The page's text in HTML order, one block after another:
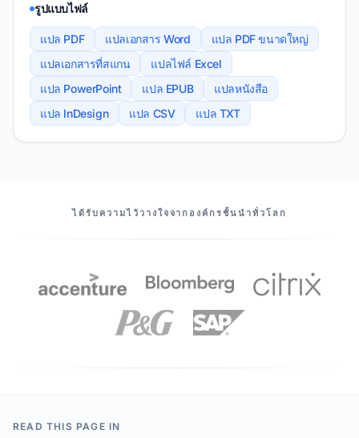
รูปแบบไฟล์
แปล PDF แปลเอกสาร Word
แปล PDF ขนาดใหญ่
แปลเอกสารที่สแกน
แปลไฟล์ Excel
แปล PowerPoint
แปล EPUB
แปลหนังสือ
แปล InDesign
แปล CSV แปล TXT
พันธมิตรของเราได้รับความไว้วางใจจากองค์กรชั้นนําทั่วโลก
READ THIS PAGE IN